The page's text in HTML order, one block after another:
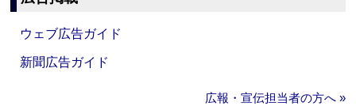
ウェブ広告ガイド
新聞広告ガイド
広報・宣伝担当者の方へ »